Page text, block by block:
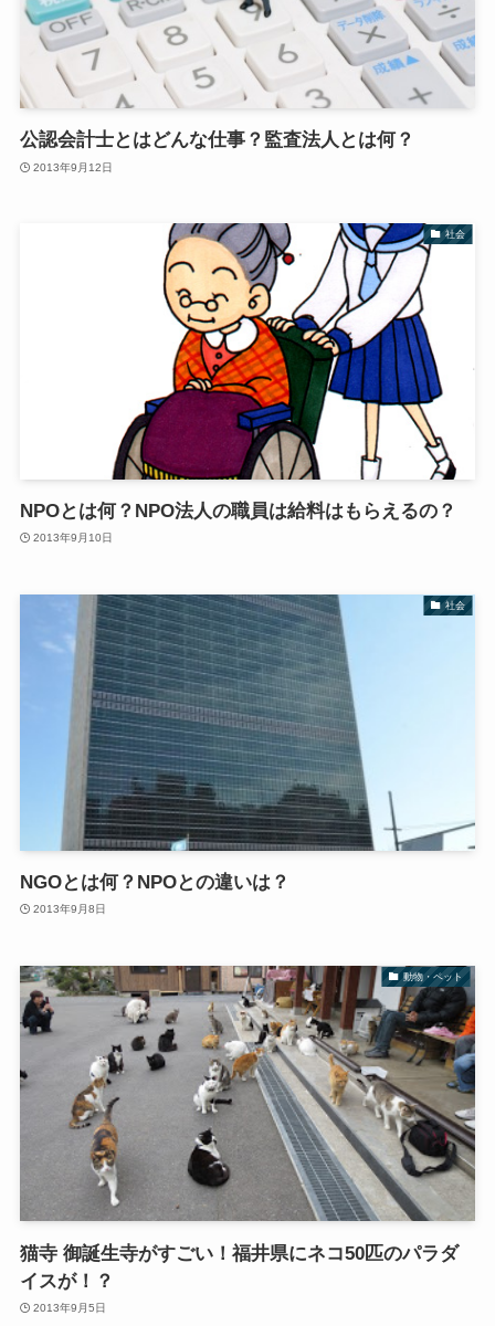
公認会計士とはどんな仕事？監査法人とは何？
2013年9月12日
社会
NPOとは何？NPO法人の職員は給料はもらえるの？
2013年9月10日
社会
NGOとは何？NPOとの違いは？
2013年9月8日
動物・ペット
猫寺 御誕生寺がすごい！福井県にネコ50匹のパラダ
イスが！？
2013年9月5日